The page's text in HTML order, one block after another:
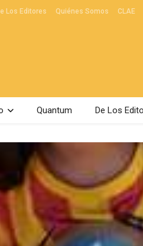
Los Editores Quiénes Somos CLAE
Quantum De Los